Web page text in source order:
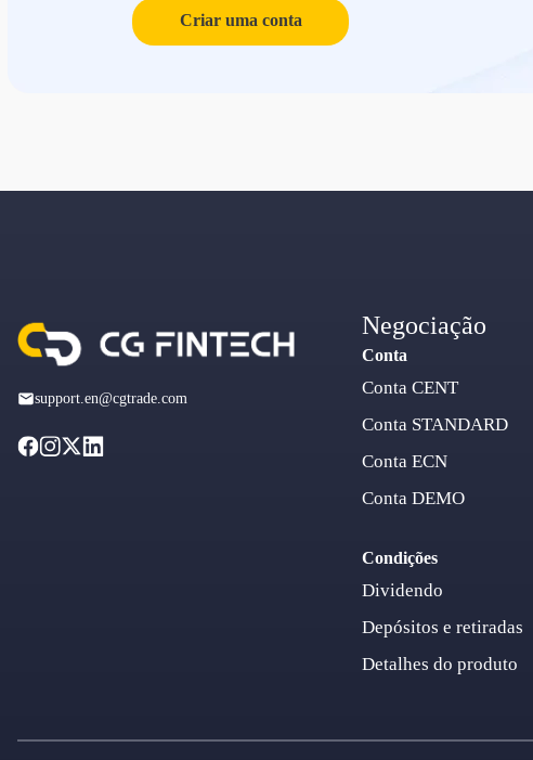
Criar uma conta
support.en@cgtrade.com
Negociação
Conta
Conta CENT
Conta STANDARD
Conta ECN
Conta DEMO
Condições
Dividendo
Depósitos e retiradas
Detalhes do produto